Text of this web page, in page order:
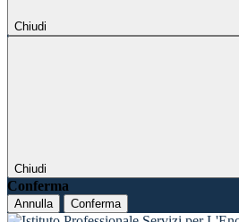
Chiudi
Chiudi
Conferma
Annulla Conferma